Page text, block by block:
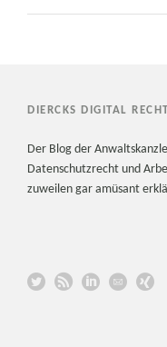
DIERCKS DIGITAL
Der Blog der
Datenschutzrecht und
zuweilen gar amüsant